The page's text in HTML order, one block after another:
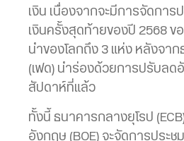
เงิน เนื่องจากจะมีการจัดการ
เงินครั้งสุดท้ายของปี 2568 ข
นำของโลกถึง 3 แห่ง หลังจา
(เฟด) นำร่องด้วยการปรับลด
สัปดาห์ที่แล้ว
ทั้งนี้ ธนาคารกลางยุโรป
อังกฤษ (BOE) จะจัดการประชุ